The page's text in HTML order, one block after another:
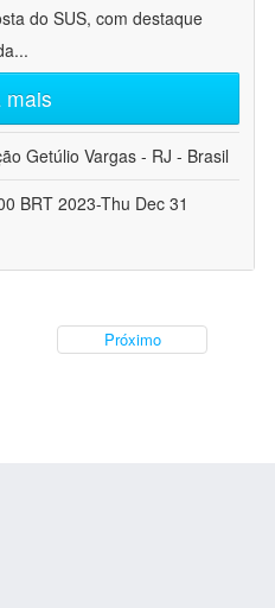
do SUS, com destaque
...
mais
Getúlio Vargas - RJ - Brasil
BRT 2023-Thu Dec 31
Próximo